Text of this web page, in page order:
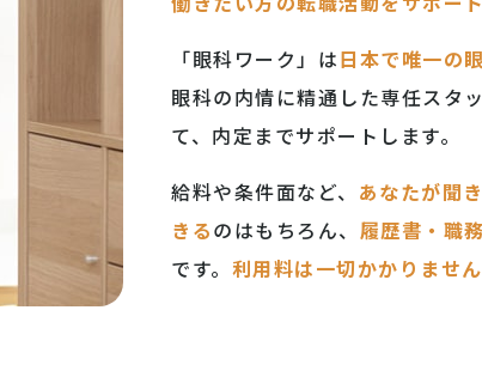
「眼科ワーク」は日本で唯一の
眼科の内情に精通した専任スタ
て、内定までサポートします。
給料や条件面など、 あなたが聞
きるのはもちろん、 履歴書・職
です。 利用料は一切かかりません